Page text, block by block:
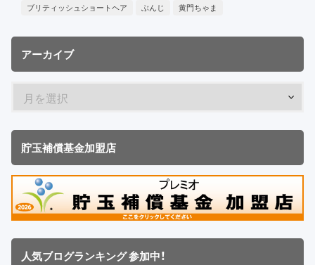
ブリティッシュショートヘア
ぶんじ 黄門ちゃま
アーカイブ
貯玉補償基金加盟店
人気ブログランキング 参加中！